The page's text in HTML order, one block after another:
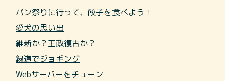
パン祭りに行って、餃子を食べよう！
愛犬の思い出
維新か？王政復古か？
緑道でジョギング
Webサーバーをチューン